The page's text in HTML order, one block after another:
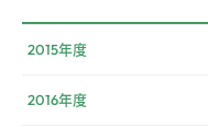
2015年度
2016年度